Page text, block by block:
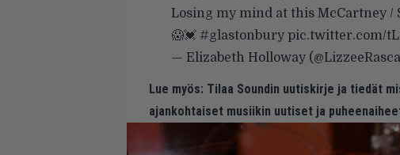
Losing my mind at this McCartney /
😱💓 #glastonbury pic.twitter.com/
— Elizabeth Holloway
Lue myös: Tilaa Soundin uutiskirje ja tiedät
ajankohtaiset musiikin uutiset ja